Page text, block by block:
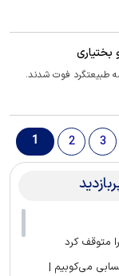
طبیعتگرد فوت شدند.
1 2 3
می‌کوبیم |